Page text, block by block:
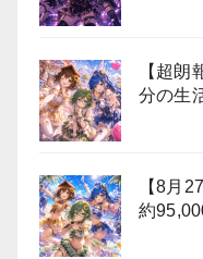
【超朗
分の生
【8月
約